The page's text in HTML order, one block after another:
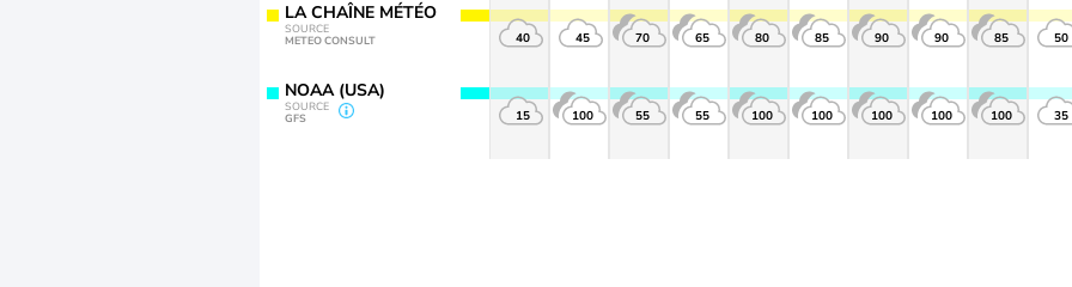
LA CHAÎNE MÉTÉO
SOURCE
METEO CONSULT
NOAA (USA)
SOURCE
GFS
40
15
45
100
70
55
65
55
80
100
85
100
90
100
90
100
85
100
50
35